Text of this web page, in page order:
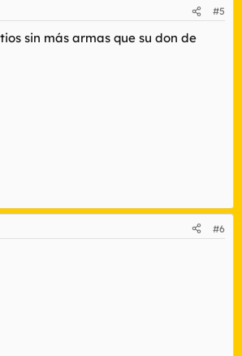
#5
sin más armas que su don de
#6